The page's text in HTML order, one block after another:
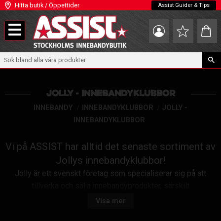
Meny
Hitta butik / Öppettider Assist Guider & Tips
Favoriter
JOLLY - INNEBANDYKLUBBOR
INNEBANDY INNEBANDYKLUBBOR
JOLLY -
INNEBANDYKLUBBOR
Vi på ASSIST har alltid det senaste sortiment av
Jollys innebandyklubbor!
Jolly är ett svenskt företag som specialiserar sig på att
innebandyklubboroch utrustning.
Visa mer